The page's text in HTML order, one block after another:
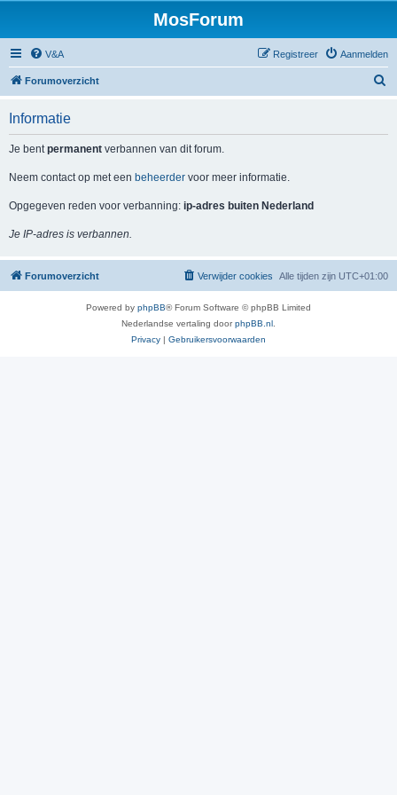
MosForum
V&A Aanmelden
Registreer
Forumoverzicht
Informatie
Je bentpermanent verbannen van dit forum.
Neem contact op met een beheerder voor meer informatie.
Opgegeven reden voor verbanning: ip-adres buiten Nederland
Je IP-adres is verbannen.
Forumoverzicht Alle tijden zijn UTC+01:00
Verwijder cookies
Powered by phpBB® Forum Software © phpBB Limited
Nederlandse vertaling doorphpBB.nl
Privacy | Gebruikersvoorwaarden